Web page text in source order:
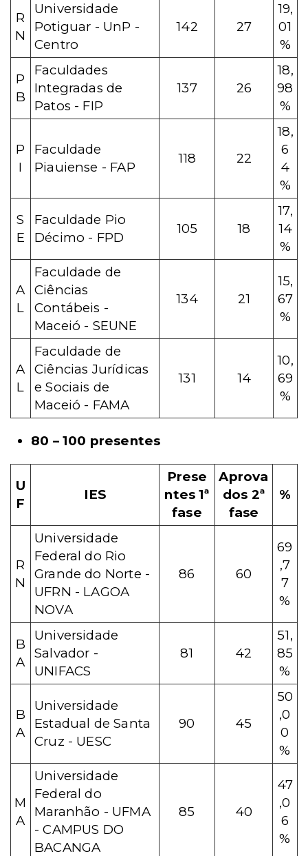
R
N
Universidade
Potiguar - UnP -
Centro
142 27
19,
01
%
P
B
Faculdades
Integradas de
Patos - FIP
137 26
18,
98
%
P
I
Faculdade
Piauiense - FAP
118 22
18,
6
4
%
S
E
Faculdade Pio
Décimo - FPD
105 18
17,
14
%
A
L
Faculdade de
Ciências
Contábeis -
Maceió - SEUNE
134 21
15,
67
%
A
L
Faculdade de
Ciências Jurídicas
e Sociais de
Maceió - FAMA
131 14
10,
69
%
80 – 100 presentes
U
F
IES
Prese
ntes 1ª
fase
Aprova
dos 2ª
fase
%
R
N
Universidade
Federal do Rio
Grande do Norte -
UFRN - LAGOA
NOVA
86 60
69
,7
7
%
B
A
Universidade
Salvador -
UNIFACS
81 42
51,
85
%
B
A
Universidade
Estadual de Santa
Cruz - UESC
90 45
50
,0
0
%
M
A
Universidade
Federal do
Maranhão - UFMA
- CAMPUS DO
BACANGA
85 40
47
,0
6
%